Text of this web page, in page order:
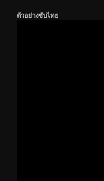
ตัวอย่างซับไทย